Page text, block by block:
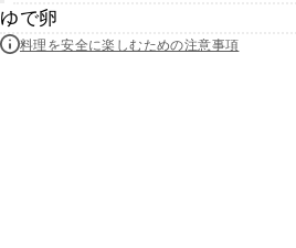
ゆで卵
料理を安全に楽しむための注意事項